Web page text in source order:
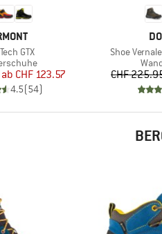
GTX
Preis
reduzierter Preis
ab CHF 123.57
4.5(54)
Artikel
Shoe
CHF